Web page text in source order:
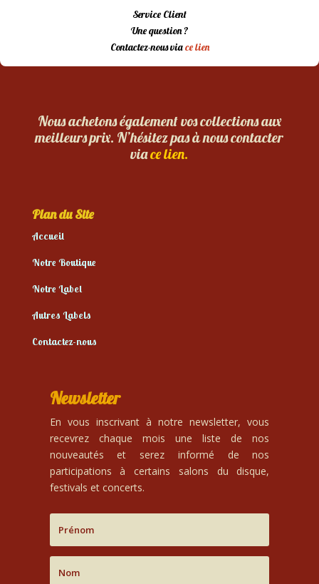
Service Client
Une question ?
Contactez-nous viace lien
Nous achetons également vos collections aux
meilleurs prix. N’hésitez pas à nous contacter
viace lien.
Plan du Site
Accueil
Notre Boutique
Notre Label
Autres Labels
Contactez-nous
Newsletter
En vous inscrivant à notre newsletter, vous
recevrez chaque mois une liste de nos
nouveautés et serez informé de nos
participations à certains salons du disque,
festivals et concerts.